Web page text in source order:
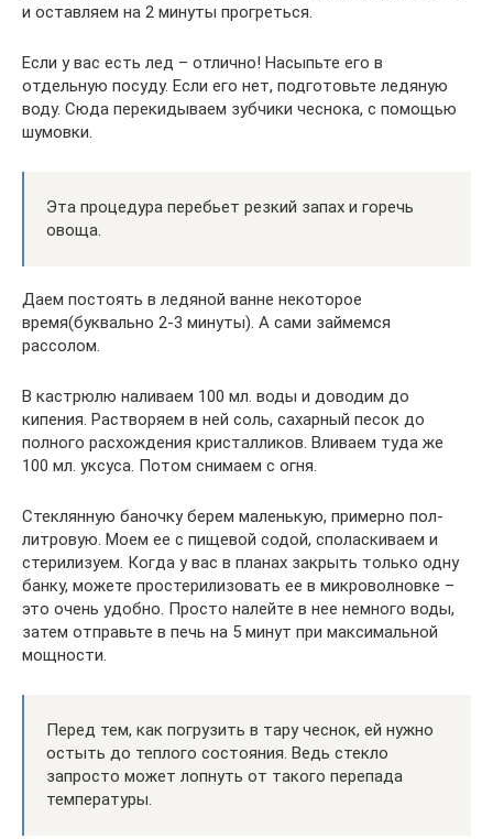
и оставляем на 2 минуты прогреться.
Если у вас есть лед – отлично! Насыпьте его в
отдельную посуду. Если его нет, подготовьте ледяную
воду. Сюда перекидываем зубчики чеснока, с помощью
шумовки.
Эта процедура перебьет резкий запах и горечь
овоща.
Даем постоять в ледяной ванне некоторое
время(буквально 2-3 минуты). А сами займемся
рассолом.
В кастрюлю наливаем 100 мл. воды и доводим до
кипения. Растворяем в ней соль, сахарный песок до
полного расхождения кристалликов. Вливаем туда же
100 мл. уксуса. Потом снимаем с огня.
Стеклянную баночку берем маленькую, примерно пол-
литровую. Моем ее с пищевой содой, споласкиваем и
стерилизуем. Когда у вас в планах закрыть только одну
банку, можете простерилизовать ее в микроволновке –
это очень удобно. Просто налейте в нее немного воды,
затем отправьте в печь на 5 минут при максимальной
мощности.
Перед тем, как погрузить в тару чеснок, ей нужно
остыть до теплого состояния. Ведь стекло
запросто может лопнуть от такого перепада
температуры.